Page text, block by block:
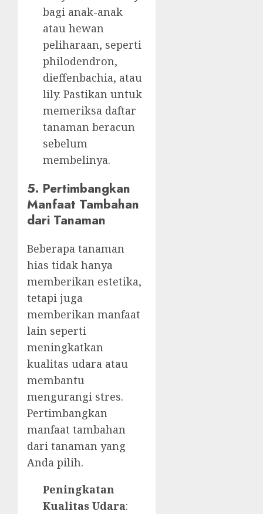
bagi anak-anak
atau hewan
peliharaan, seperti
philodendron,
dieffenbachia, atau
lily. Pastikan untuk
memeriksa daftar
tanaman beracun
sebelum
membelinya.
5. Pertimbangkan
Manfaat Tambahan
dari Tanaman
Beberapa tanaman
hias tidak hanya
memberikan estetika,
tetapi juga
memberikan manfaat
lain seperti
meningkatkan
kualitas udara atau
membantu
mengurangi stres.
Pertimbangkan
manfaat tambahan
dari tanaman yang
Anda pilih.
Peningkatan
Kualitas Udara: